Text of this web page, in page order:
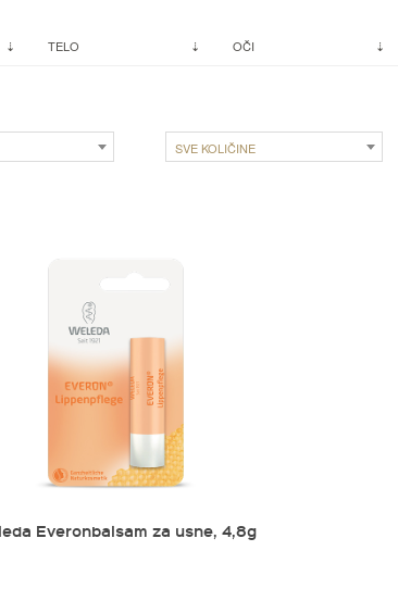
TELO OČI
SVE KOLIČINE
Everonbalsam za usne, 4,8g